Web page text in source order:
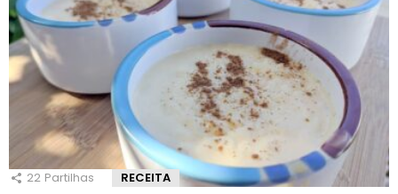
22 Partilhas RECEITA